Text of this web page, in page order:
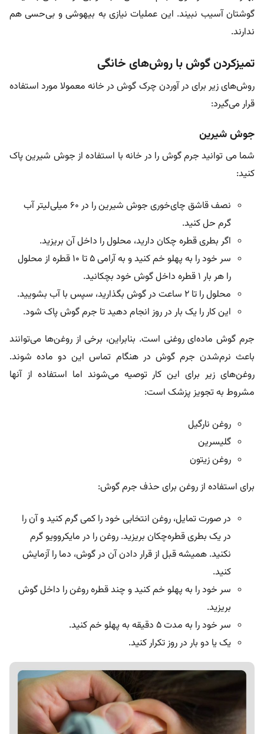
گوشتان آسیب نبیند. این عملیات نیازی به بیهوشی و بی‌حسی هم
ندارند.
تمیزکردن گوش با روش‌های خانگی
روش‌های زیر برای در آوردن چرک گوش در خانه معمولا مورد استفاده
قرار می‌گیرد:
جوش شیرین
شما می توانید جرم گوش را در خانه با استفاده از جوش شیرین پاک
کنید:
نصف قاشق چای‌خوری جوش شیرین را در ۶۰ میلی‌لیتر آب
گرم حل کنید.
اگر بطری قطره چکان دارید، محلول را داخل آن بریزید.
سر خود را به پهلو خم کنید و به آرامی ۵ تا ۱۰ قطره از محلول
را هر بار ۱ قطره داخل گوش خود بچکانید.
محلول را تا ۲ ساعت در گوش بگذارید، سپس با آب بشویید.
این کار را یک بار در روز انجام دهید تا جرم گوش پاک شود.
جرم گوش ماده‌ای روغنی است. بنابراین، برخی از روغن‌ها می‌توانند
باعث نرم‌شدن جرم گوش در هنگام تماس این دو ماده شوند.
روغن‌های زیر برای این کار توصیه می‌شوند اما استفاده از آنها
مشروط به تجویز پزشک است:
روغن نارگیل
گلیسرین
روغن زیتون
برای استفاده از روغن برای حذف جرم گوش:
در صورت تمایل، روغن انتخابی خود را کمی گرم کنید و آن را
در یک بطری قطره‌چکان بریزید. روغن را در مایکروویو گرم
نکنید. همیشه قبل از قرار دادن آن در گوش، دما را آزمایش
کنید.
سر خود را به پهلو خم کنید و چند قطره روغن را داخل گوش
بریزید.
سر خود را به مدت ۵ دقیقه به پهلو خم کنید.
یک یا دو بار در روز تکرار کنید.